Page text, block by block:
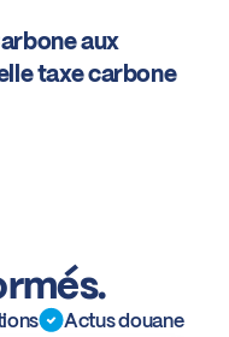
aux
taxe carbone
Actus douane